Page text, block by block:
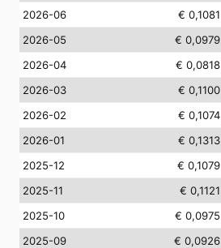
2026-06
€ 0,1081
2026-05
€ 0,0979
2026-04
€ 0,0818
2026-03
€ 0,1100
2026-02
€ 0,1074
2026-01
€ 0,1313
2025-12
€ 0,1079
2025-11
€ 0,1121
2025-10
€ 0,0975
2025-09
€ 0,0926